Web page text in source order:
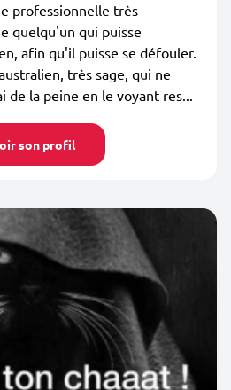
professionnelle très
quelqu'un qui puisse
afin qu'il puisse se défouler.
très sage, qui ne
de la peine en le voyant res...
son profil